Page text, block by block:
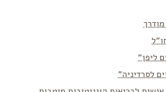
ליפן”
לסרדיניה”